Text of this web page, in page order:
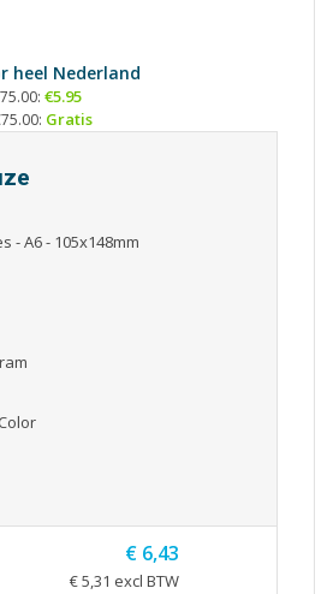
heel Nederland
€5.95
Gratis
- A6 - 105x148mm
€ 6,43
€ 5,31 excl BTW